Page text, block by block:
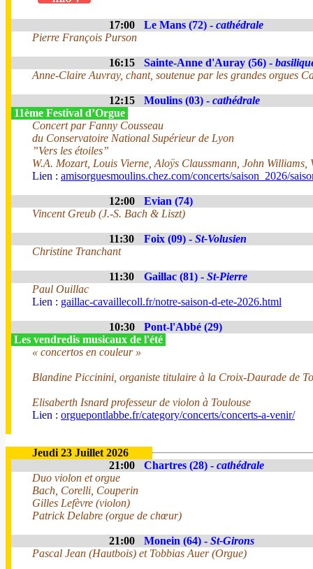
17:00 Le Mans (72) - cathédrale
Pierre François Purson
16:15 Sainte-Anne d'Auray (56) -
Anne-Claire Auvray, chant, soutenue par les grandes orgues
12:15 Moulins (03) - cathédrale
11ème Festival d’Orgue
Concert par Fanny Cousseau
du Conservatoire National Supérieur de Lyon
”Vers les étoiles”
W.A. Mozart, Louis Vierne, Aloÿs Claussmann, John Williams,
Lien : amisorguesmoulins.chez.com/concerts/saison_2026/
12:00
Evian (74)
Vincent Greub (J.-S. Bach & Liszt)
11:30 Foix (09) - St-Volusien
Christine Tranchant
11:30 Gaillac (81) - St-Pierre
Paul Ouillac
Lien : gaillac-cavaillecoll.fr/notre-saison-d-ete-2026.html
10:30
Pont-l'Abbé (29)
Les vendredis musicaux de l'été
« concertos en couleur »
Blandine Piccinini, organiste titulaire à la Croix-Daurade de
Elisaberth Isnard professeur de violon à Toulouse
Lien : orguepontlabbe.fr/category/concerts/concerts-a-venir/
Jeudi 23 Juillet 2026
21:00
Chartres (28) - cathédrale
Duo violon et orgue
Bach, Corelli, Couperin
Gilles Lefèvre (violon)
Patrick Delabre (orgue de chœur)
21:00 Monein (64) - St-Girons
Pascal Jean (Hautbois) et Tobbias Auer (Orgue)